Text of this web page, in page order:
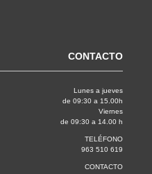
CONTACTO
Lunes a jueves
de 09:30 a 15.00h
Viernes
de 09:30 a 14.00 h
TELÉFONO
963 510 619
CONTACTO